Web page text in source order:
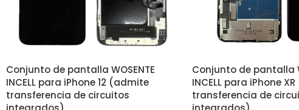
Conjunto de pantalla WOSENTE
INCELL para iPhone 12 (admite
transferencia de circuitos
Conjunto de pantalla
INCELL para iPhone
transferencia de